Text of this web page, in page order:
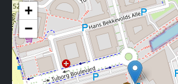
+
−